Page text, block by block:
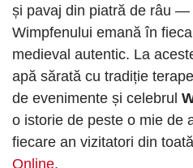
și pavaj din piatră de râu —
Wimpfenului emană în
medieval autentic. La
apă sărată cu tradiție
de evenimente și celebrul
o istorie de peste o mie de
fiecare an vizitatori din
Online.